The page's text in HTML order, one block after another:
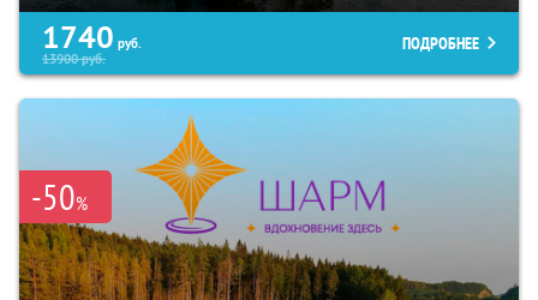
1740 руб.
13900руб.
ПОДРОБНЕЕ
-50%